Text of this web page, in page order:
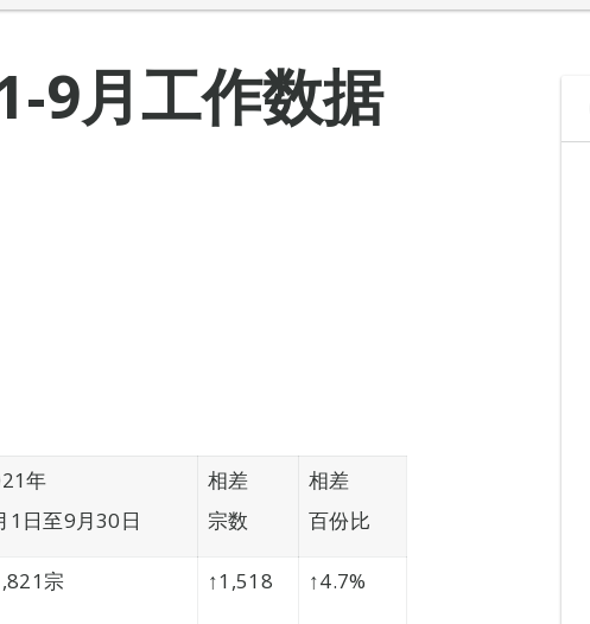
9月工作数据
年
1日至9月30日
相差
宗数
相差
百份比
宗 ↑1,518 ↑4.7%